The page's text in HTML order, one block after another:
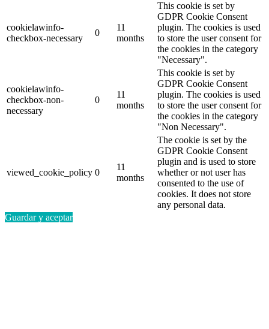
cookielawinfo-
checkbox-necessary
0
11
months
This cookie is set by
GDPR Cookie Consent
plugin. The cookies is used
to store the user consent for
the cookies in the category
"Necessary".
cookielawinfo-
checkbox-non-
necessary
0
11
months
This cookie is set by
GDPR Cookie Consent
plugin. The cookies is used
to store the user consent for
the cookies in the category
"Non Necessary".
viewed_cookie_policy 0
11
months
The cookie is set by the
GDPR Cookie Consent
plugin and is used to store
whether or not user has
consented to the use of
cookies. It does not store
any personal data.
Guardar y aceptar